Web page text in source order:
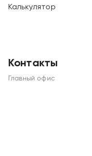
Калькулятор
Контакты
Главный офис